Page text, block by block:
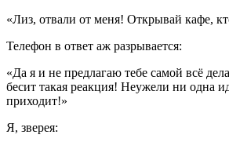
«Лиз, отвали от меня! Открывай кафе,
Телефон в ответ аж разрывается:
«Да я и не предлагаю тебе самой всё
бесит такая реакция! Неужели ни одна
приходит!»
Я, зверея: